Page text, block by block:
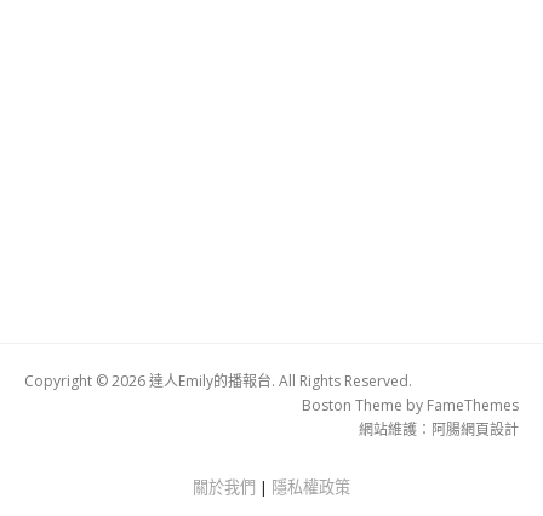
Copyright © 2026 達人Emily的播報台. All Rights Reserved.
Boston Theme by FameThemes
網站維護： 阿腸網頁設計
關於我們 | 隱私權政策